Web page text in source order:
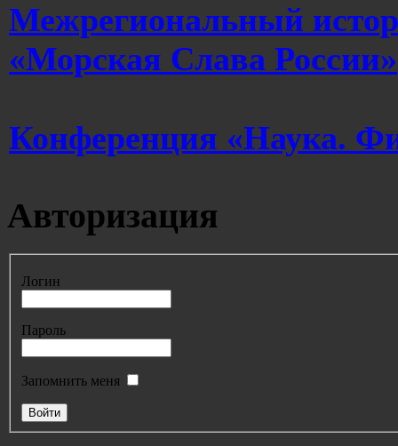
Межрегиональный
«Морская Слава России»
Конференция «Наука.
Авторизация
Логин
Пароль
Запомнить меня